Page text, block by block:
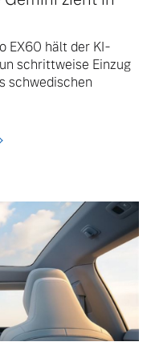
EX60 hält der KI-
schrittweise Einzug
schwedischen